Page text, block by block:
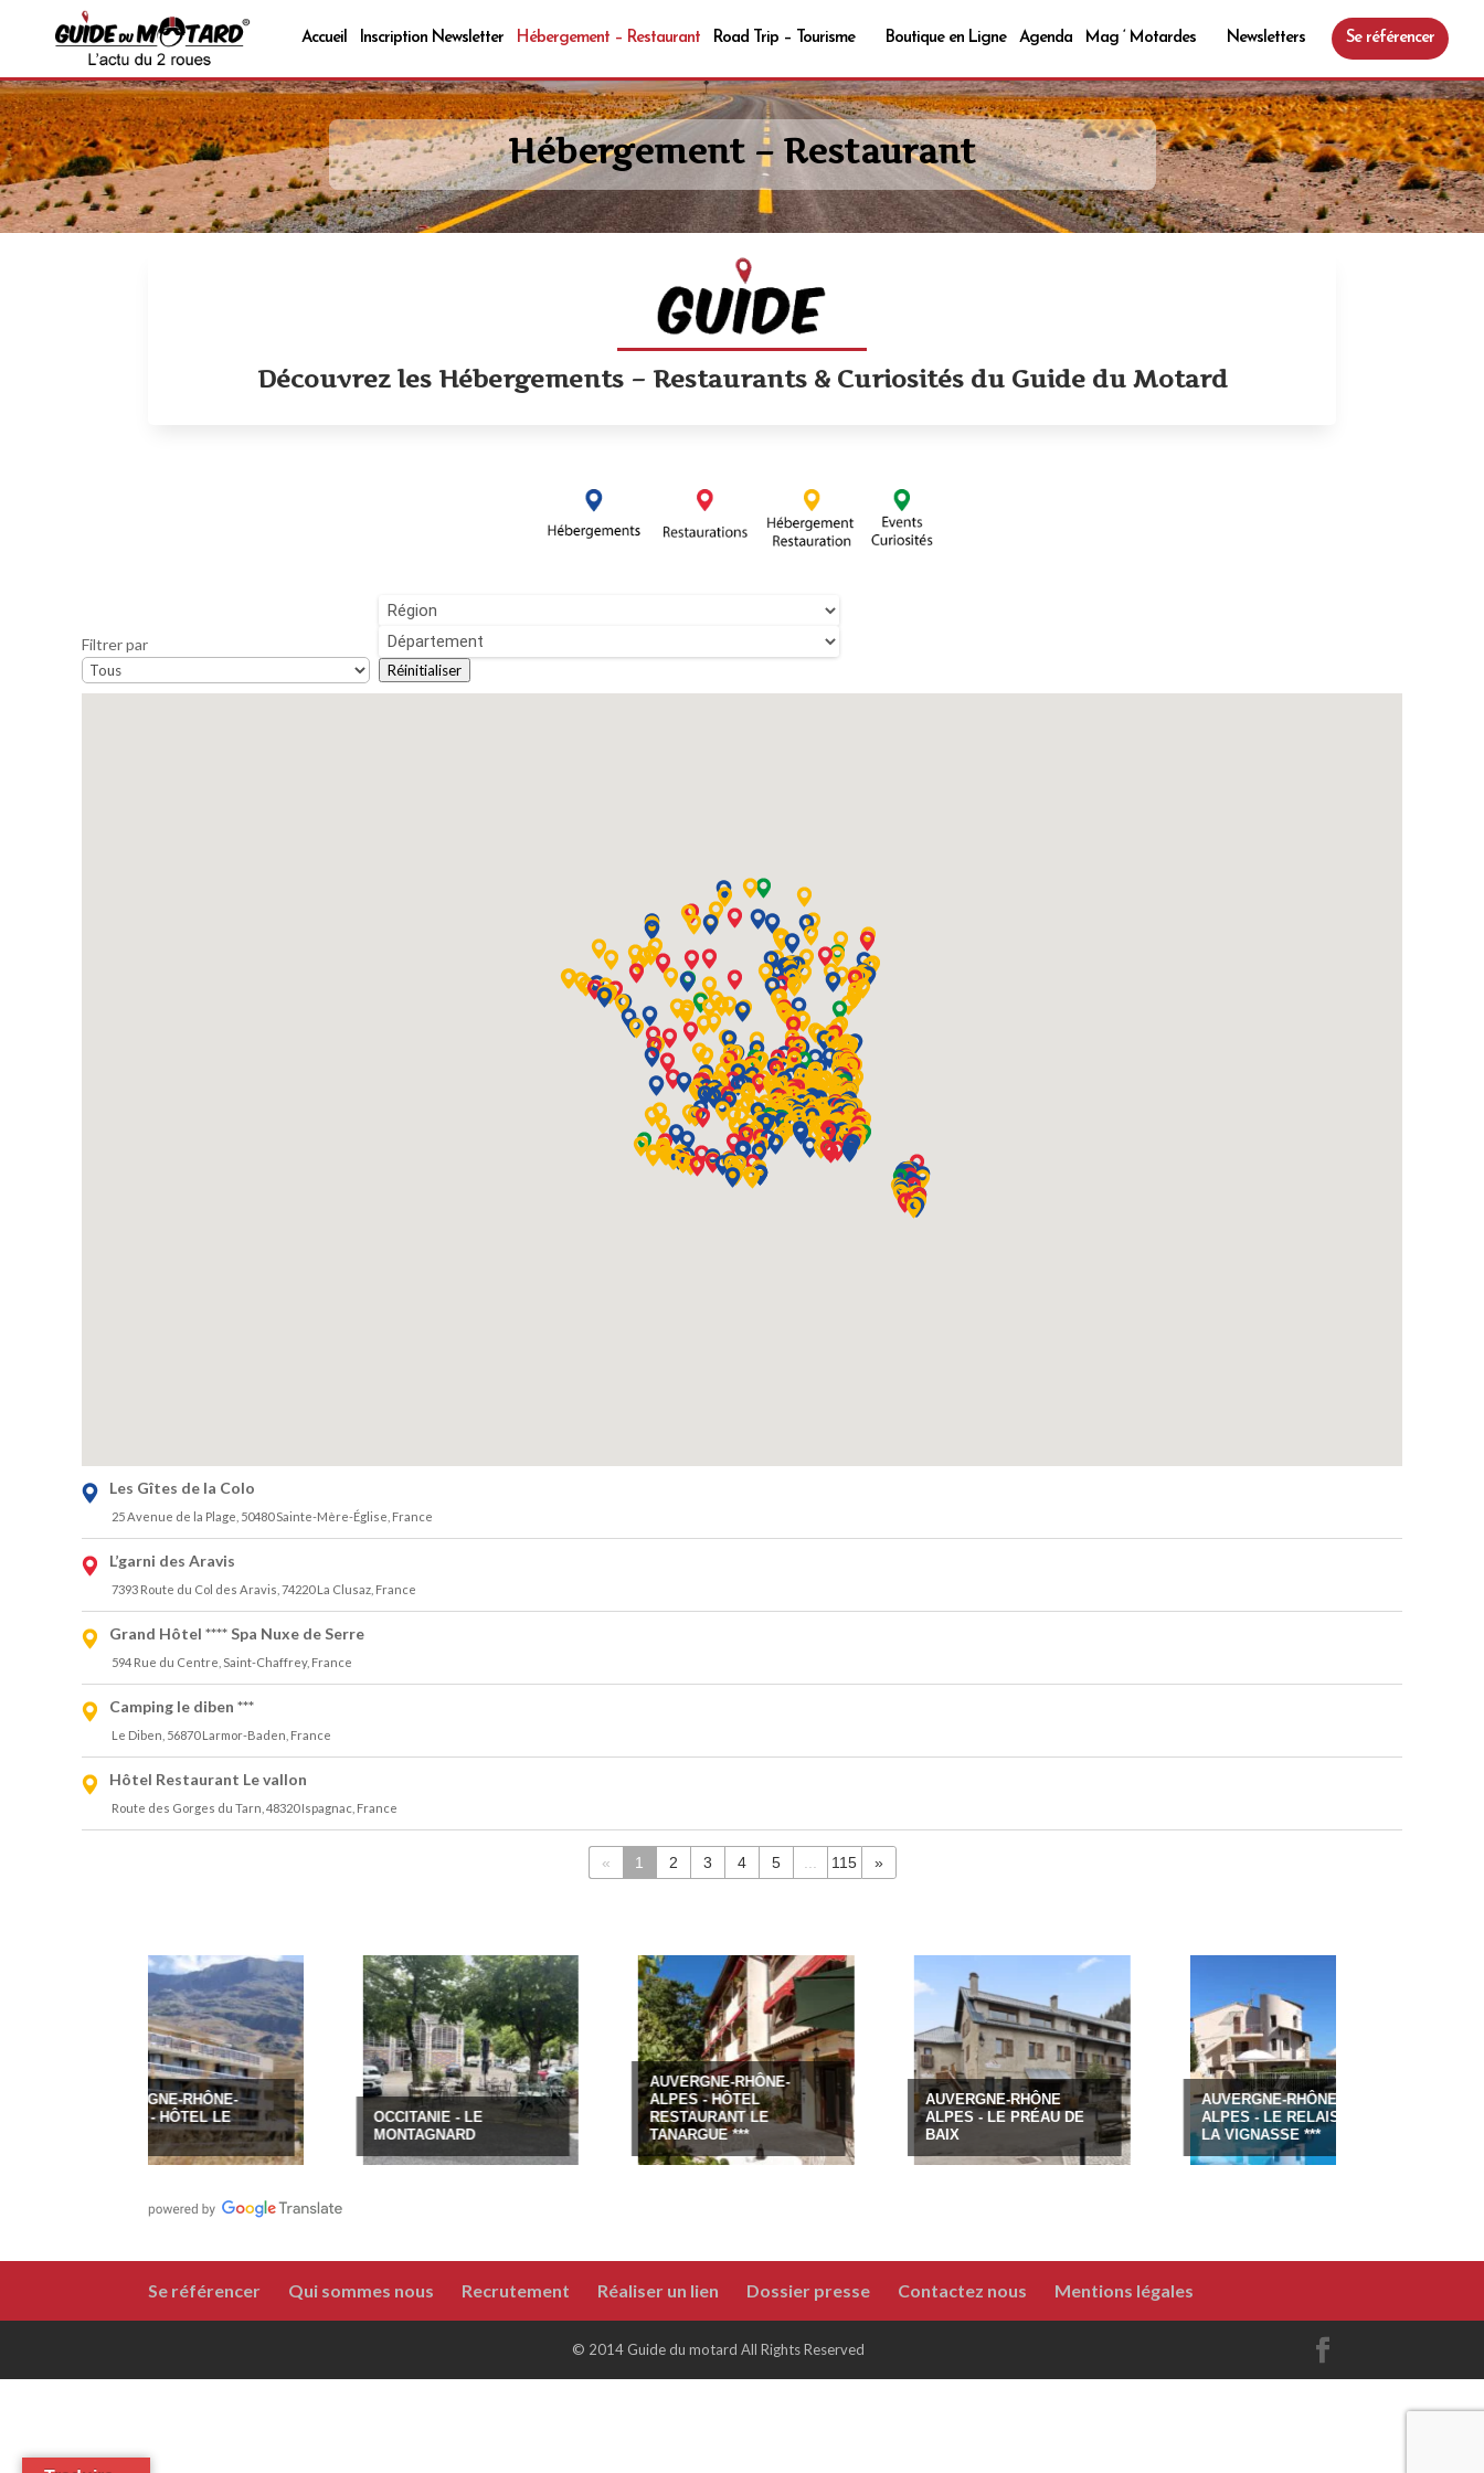
Accueil Inscription Newsletter Hébergement – Restaurant Road Trip – Tourisme Boutique en Ligne Agenda Mag ‘ Motardes Newsletters Se référencer
Hébergement – Restaurant
Découvrez les Hébergements – Restaurants & Curiosités du Guide du Motard
Filtrer par
Réinitialiser
Les Gîtes de la Colo
25 Avenue de la Plage, 50480 Sainte-Mère-Église, France
L’garni des Aravis
7393 Route du Col des Aravis, 74220 La Clusaz, France
Grand Hôtel **** Spa Nuxe de Serre
594 Rue du Centre, Saint-Chaffrey, France
Camping le diben ***
Le Diben, 56870 Larmor-Baden, France
Hôtel Restaurant Le vallon
Route des Gorges du Tarn, 48320 Ispagnac, France
« 1 2 3 4 5 115 »
AUVERGNE-RHÔNE-
ALPES - HÔTEL LE
OCCITANIE - LE
MONTAGNARD
AUVERGNE-RHÔNE-
ALPES - HÔTEL
RESTAURANT LE
TANARGUE ***
AUVERGNE-RHÔNE
ALPES - LE PRÉAU DE
AUVERGNE-RHÔNE-
ALPES - LE RELAIS DE
LA VIGNASSE ***
Se référencer Qui sommes nous Recrutement Réaliser un lien Dossier presse Contactez nous Mentions légales
© 2014 Guide du motard All Rights Reserved